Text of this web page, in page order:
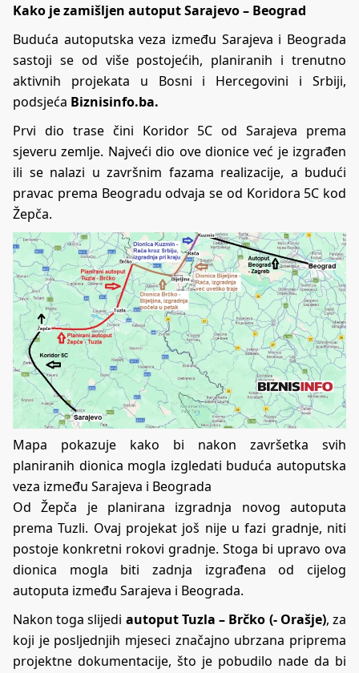
Kako je zamišljen autoput Sarajevo – Beograd
Buduća autoputska veza između Sarajeva i Beograda
sastoji se od više postojećih, planiranih i trenutno
aktivnih projekata u Bosni i Hercegovini i Srbiji,
podsjeća Biznisinfo.ba.
Prvi dio trase čini Koridor 5C od Sarajeva prema
sjeveru zemlje. Najveći dio ove dionice već je izgrađen
ili se nalazi u završnim fazama realizacije, a budući
pravac prema Beogradu odvaja se od Koridora 5C kod
Žepča.
Mapa pokazuje kako bi nakon završetka svih
planiranih dionica mogla izgledati buduća autoputska
veza između Sarajeva i Beograda
Od Žepča je planirana izgradnja novog autoputa
prema Tuzli. Ovaj projekat još nije u fazi gradnje, niti
postoje konkretni rokovi gradnje. Stoga bi upravo ova
dionica mogla biti zadnja izgrađena od cijelog
autoputa između Sarajeva i Beograda.
Nakon toga slijedi autoput Tuzla – Brčko (- Orašje), za
koji je posljednjih mjeseci značajno ubrzana priprema
projektne dokumentacije, što je pobudilo nade da bi